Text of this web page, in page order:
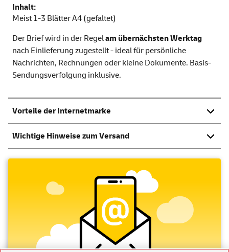
Inhalt:
Meist 1-3 Blätter A4 (gefaltet)
Der Brief wird in der Regelam übernächsten Werktag
nach Einlieferung zugestellt - ideal für persönliche
Nachrichten, Rechnungen oder kleine Dokumente. Basis-
Sendungsverfolgung inklusive.
Vorteile der Internetmarke
Wichtige Hinweise zum Versand